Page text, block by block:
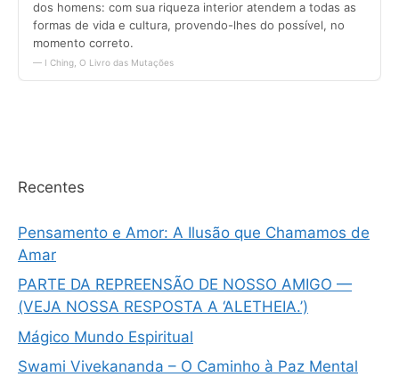
Recentes
Pensamento e Amor: A Ilusão que Chamamos de
Amar
PARTE DA REPREENSÃO DE NOSSO AMIGO —
(VEJA NOSSA RESPOSTA A ‘ALETHEIA.’)
Mágico Mundo Espiritual
Swami Vivekananda – O Caminho à Paz Mental